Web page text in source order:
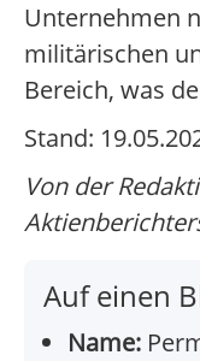
Unternehmen
militärischen
Bereich, was
Stand:
Von der
Auf einen
Name: